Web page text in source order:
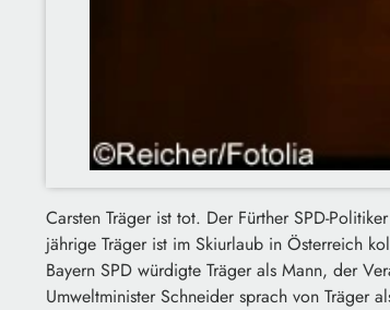
Carsten Träger ist tot. Der Fürther SPD-
jährige Träger ist im Skiurlaub in Österreich
Bayern SPD würdigte Träger als Mann, der
Umweltminister Schneider sprach von Träger